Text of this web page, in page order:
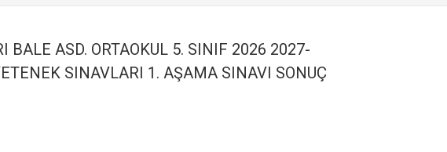
BALE ASD. ORTAOKUL 5. SINIF 2026 2027-
SINAVLARI 1. AŞAMA SINAVI SONUÇ